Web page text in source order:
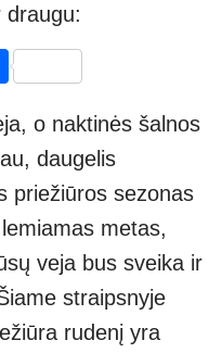
draugu:
S
ar
e
o naktinės šalnos
daugelis
priežiūros sezonas
metas,
veja bus sveika ir
straipsnyje
rudenį yra